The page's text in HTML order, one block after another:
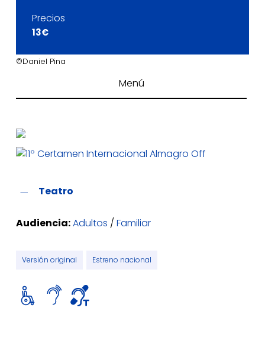
Precios
13€
©Daniel Pina
Menú
Teatro
Audiencia:Adultos / Familiar
Versión original Estreno nacional